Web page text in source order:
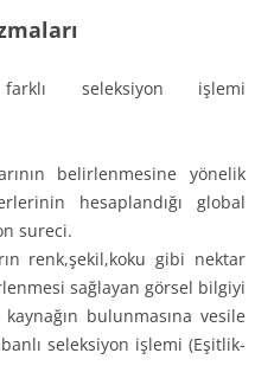
seleksiyon işlemi
belirlenmesine yönelik
hesaplandığı global
sureci.
renk,şekil,koku gibi nektar
sağlayan görsel bilgiyi
bulunmasına vesile
seleksiyon işlemi (Eşitlik-